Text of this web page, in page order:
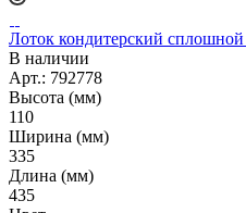
Лоток кондитерский
В наличии
Арт.: 792778
Высота (мм)
110
Ширина (мм)
335
Длина (мм)
435